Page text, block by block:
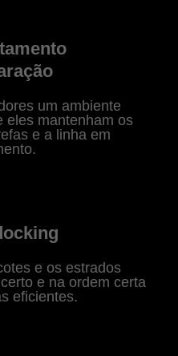
um ambiente
eles mantenham os
e a linha em
e os estrados
e na ordem certa
eficientes.